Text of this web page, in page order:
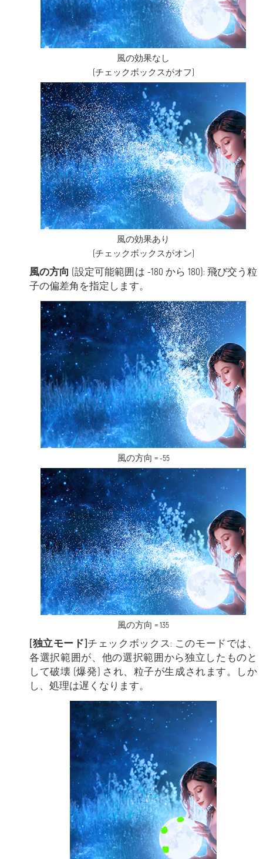
風の効果なし
(チェックボックスがオフ)
風の効果あり
(チェックボックスがオン)
風の方向 (設定可能範囲は -180 から 180): 飛び交う粒
子の偏差角を指定します。
風の方向 = -55
風の方向 = 135
[独立モード]チェックボックス: このモードでは、
各選択範囲が、他の選択範囲から独立したものと
して破壊 (爆発) され、粒子が生成されます。しか
し、処理は遅くなります。